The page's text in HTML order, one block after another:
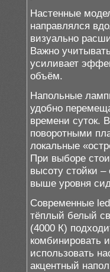
Настенные
направлялся
визуально
Важно
усиливает
объём.
Напольные
удобно
времени суток.
поворотными
локальные
При выборе
высоту стойки
выше уровня
Современные
тёплый белый
(4000 К)
комбинировать
использовать
акцентный